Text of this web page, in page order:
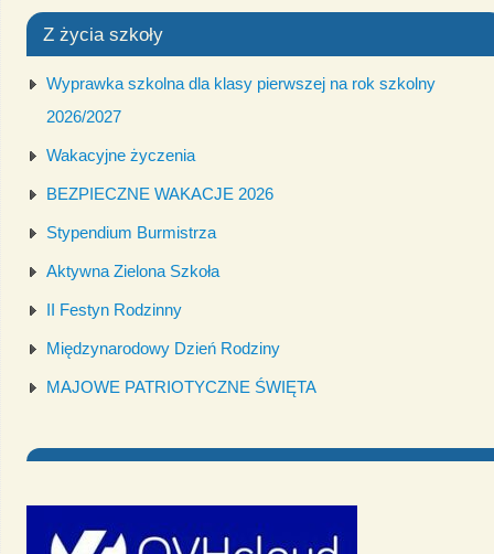
Z życia szkoły
Wyprawka szkolna dla klasy pierwszej na rok szkolny
2026/2027
Wakacyjne życzenia
BEZPIECZNE WAKACJE 2026
Stypendium Burmistrza
Aktywna Zielona Szkoła
II Festyn Rodzinny
Międzynarodowy Dzień Rodziny
MAJOWE PATRIOTYCZNE ŚWIĘTA